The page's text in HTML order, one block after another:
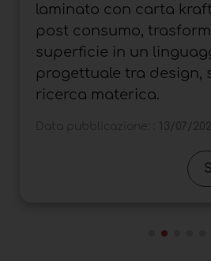
integra top, ante e
coniugando continuità
prestazioni tecniche e
Data pubblicazione: : 06/07/